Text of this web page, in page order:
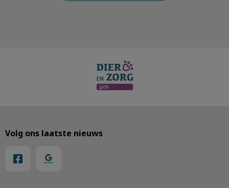
Volg ons laatste nieuws